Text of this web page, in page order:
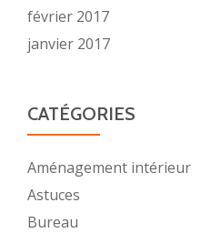
février 2017
janvier 2017
CATÉGORIES
Aménagement intérieur
Astuces
Bureau